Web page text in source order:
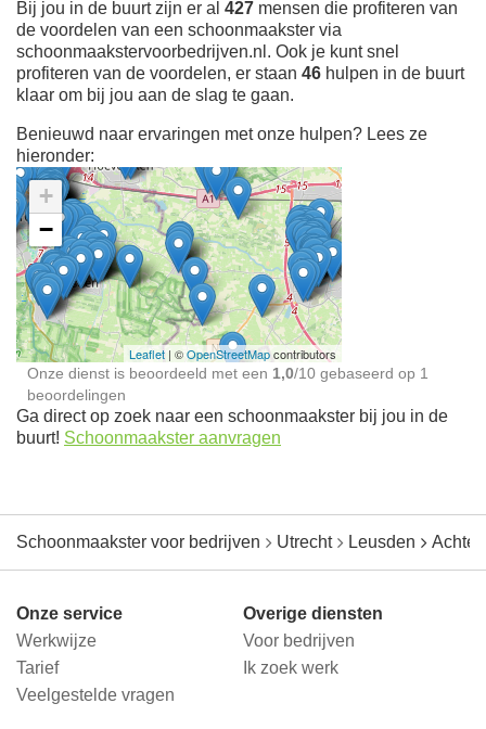
Bij jou in de buurt zijn er al 427 mensen die profiteren van
de voordelen van een schoonmaakster via
schoonmaakstervoorbedrijven.nl. Ook je kunt snel
profiteren van de voordelen, er staan 46 hulpen in de buurt
klaar om bij jou aan de slag te gaan.
Benieuwd naar ervaringen met onze hulpen? Lees ze
hieronder:
Ontdek meer ervaringen
Schoonmaakster bij
jou in de buurt
+
−
Leaflet | ©OpenStreetMapcontributors
Onze dienst is beoordeeld met een 1,0/10 gebaseerd op 1
beoordelingen
Ga direct op zoek naar een schoonmaakster bij jou in de
buurt! Schoonmaakster aanvragen
Schoonmaakster voor bedrijven Utrecht Leusden
Onze service
Werkwijze
Tarief
Veelgestelde vragen
Overige diensten
Voor bedrijven
Ik zoek werk